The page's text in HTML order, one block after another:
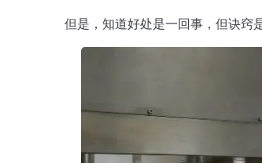
但是，知道好处是一回事，但诀窍